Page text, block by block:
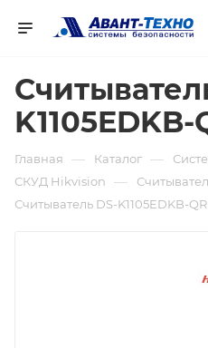
K1105EDKB-
Главная — Каталог —
СКУД Hikvision —
Считыватель DS-K1105EDKB-QR